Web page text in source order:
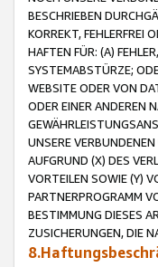
BESCHRIEBEN
KORREKT, FEHLERFREI
HAFTEN FÜR: (A)
SYSTEMABSTÜRZE;
WEBSITE ODER VON
ODER EINER ANDEREN
UNSERE
AUFGRUND (X) DES
VORTEILEN SOWIE (Y)
PARTNERPROGRAMM
BESTIMMUNG DIESES
ZUSICHERUNGEN, DIE